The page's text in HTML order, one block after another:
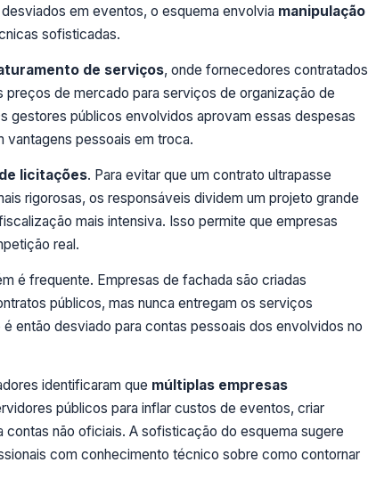
em eventos, o esquema envolvia manipulação
sofisticadas.
de serviços, onde fornecedores contratados
de mercado para serviços de organização de
gestores públicos envolvidos aprovam essas despesas
vantagens pessoais em troca.
licitações. Para evitar que um contrato ultrapasse
rigorosas, os responsáveis dividem um projeto grande
mais intensiva. Isso permite que empresas
real.
é frequente. Empresas de fachada são criadas
públicos, mas nunca entregam os serviços
então desviado para contas pessoais dos envolvidos no
identificaram que múltiplas empresas
públicos para inflar custos de eventos, criar
não oficiais. A sofisticação do esquema sugere
com conhecimento técnico sobre como contornar